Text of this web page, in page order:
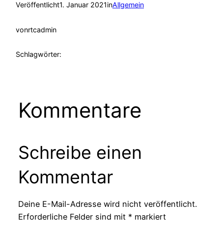
Veröffentlicht1. Januar 2021inAllgemein
vonrtcadmin
Schlagwörter:
Kommentare
Schreibe einen
Kommentar
Deine E-Mail-Adresse wird nicht veröffentlicht.
Erforderliche Felder sind mit * markiert